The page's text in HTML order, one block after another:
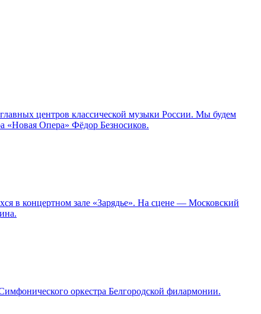
центров классической музыки России. Мы будем
«Новая Опера» Фёдор Безносиков.
в концертном зале «Зарядье». На сцене — Московский
оркестра Белгородской филармонии.